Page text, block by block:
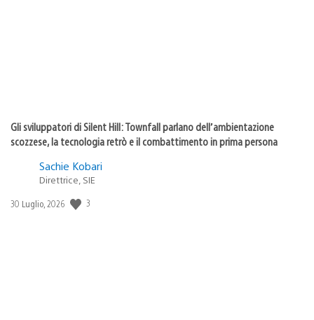
Gli sviluppatori di Silent Hill: Townfall parlano dell’ambientazione
scozzese, la tecnologia retrò e il combattimento in prima persona
Sachie Kobari
Direttrice, SIE
Data
30 Luglio, 2026 3